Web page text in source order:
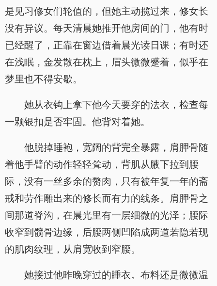
是见习修女们轮值的，但她主动揽过来，修女长
没有异议。每天清晨她推开他房间的门，他有时
已经醒了，正靠在窗边借着晨光读日课；有时还
在浅眠，金发散在枕上，眉头微微蹙着，似乎在
梦里也不得安歇。
她从衣钩上拿下他今天要穿的法衣，检查每
一颗银扣是否牢固。他背对着她。
他脱掉睡袍，宽阔的背完全暴露，肩胛骨随
着他手臂的动作轻轻耸动，背肌从腋下拉到腰
际，没有一丝多余的赘肉，只有被年复一年的斋
戒和劳作雕出来的修长而有力的线条。肩胛骨之
间那道脊沟，在晨光里有一层细微的光泽；腰际
收窄到髋骨边缘，后腰两侧凹陷成两道若隐若现
的肌肉纹理，从肩宽收到窄腰。
她接过他昨晚穿过的睡衣。布料还是微微温